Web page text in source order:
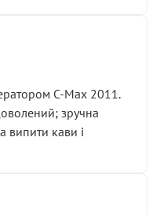
C-Max 2011.
зручна
випити кави і